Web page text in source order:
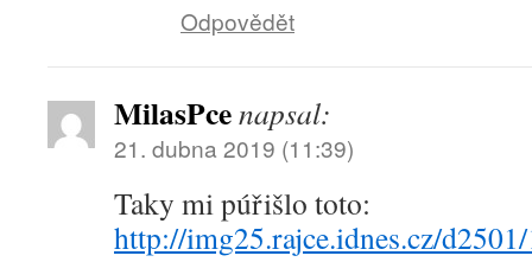
Odpovědět
MilasPcenapsal:
21. dubna 2019 (11:39)
Taky mi púřišlo toto:
http://img25.rajce.idnes.cz/